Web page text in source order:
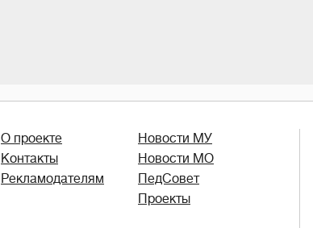
О проекте
Контакты
Рекламодателям
Новости МУ
Новости МО
ПедСовет
Проекты